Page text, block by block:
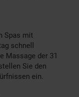
Spas mit
schnell
Massage der 31
Sie den
ein.